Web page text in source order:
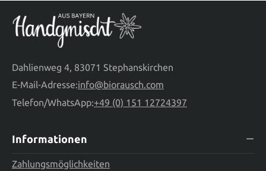
Dahlienweg 4, 83071 Stephanskirchen
E-Mail-Adresse:info@biorausch.com
Telefon/WhatsApp:+49 (0) 151 12724397
Informationen
Zahlungsmöglichkeiten